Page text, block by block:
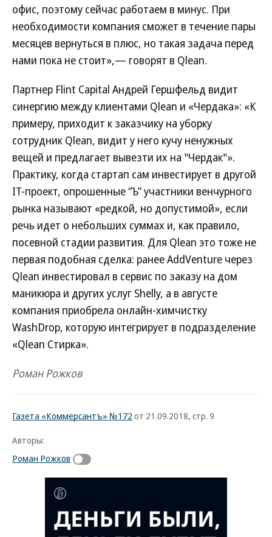
офис, поэтому сейчас работаем в минус. При
необходимости компания сможет в течение пары
месяцев вернуться в плюс, но такая задача перед
нами пока не стоит»,— говорят в Qlean.
Партнер Flint Capital Андрей Гершфельд видит
синергию между клиентами Qlean и «Чердака»: «К
примеру, приходит к заказчику на уборку
сотрудник Qlean, видит у него кучу ненужных
вещей и предлагает вывезти их на "Чердак"».
Практику, когда стартап сам инвестирует в другой
IT-проект, опрошенные “Ъ” участники венчурного
рынка называют «редкой, но допустимой», если
речь идет о небольших суммах и, как правило,
посевной стадии развития. Для Qlean это тоже не
первая подобная сделка: ранее AddVenture через
Qlean инвестировал в сервис по заказу на дом
маникюра и других услуг Shelly, а в августе
компания приобрела онлайн-химчистку
WashDrop, которую интегрирует в подразделение
«Qlean Стирка».
Роман Рожков
Газета «Коммерсантъ» №172 от 21.09.2018, стр. 9
Авторы:
Роман Рожков